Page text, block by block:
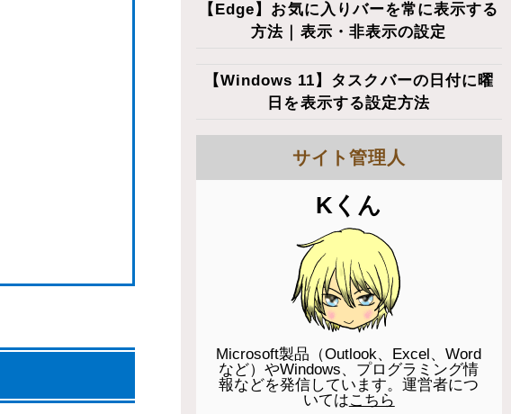
【Edge】お気に入りバーを常に表示する
方法｜表示・非表示の設定
【Windows 11】タスクバーの日付に曜
日を表示する設定方法
サイト管理人
Kくん
Microsoft製品（Outlook、Excel、Word
など）やWindows、プログラミング情
報などを発信しています。運営者につ
いてはこちら